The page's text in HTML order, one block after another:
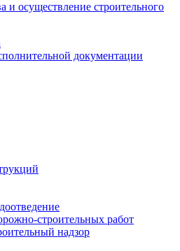
и осуществление строительного
документации
строительных работ
надзор